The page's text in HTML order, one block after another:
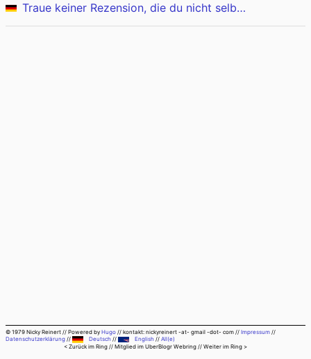
Traue keiner Rezension, die du nicht selber gelöscht hast
© 1979 Nicky Reinert // Powered by Hugo // kontakt: nickyreinert -at- gmail -dot- com // Impressum //
Datenschutzerklärung // Deutsch // English // All(e)
< Zurück im Ring // Mitglied im UberBlogr Webring // Weiter im Ring >